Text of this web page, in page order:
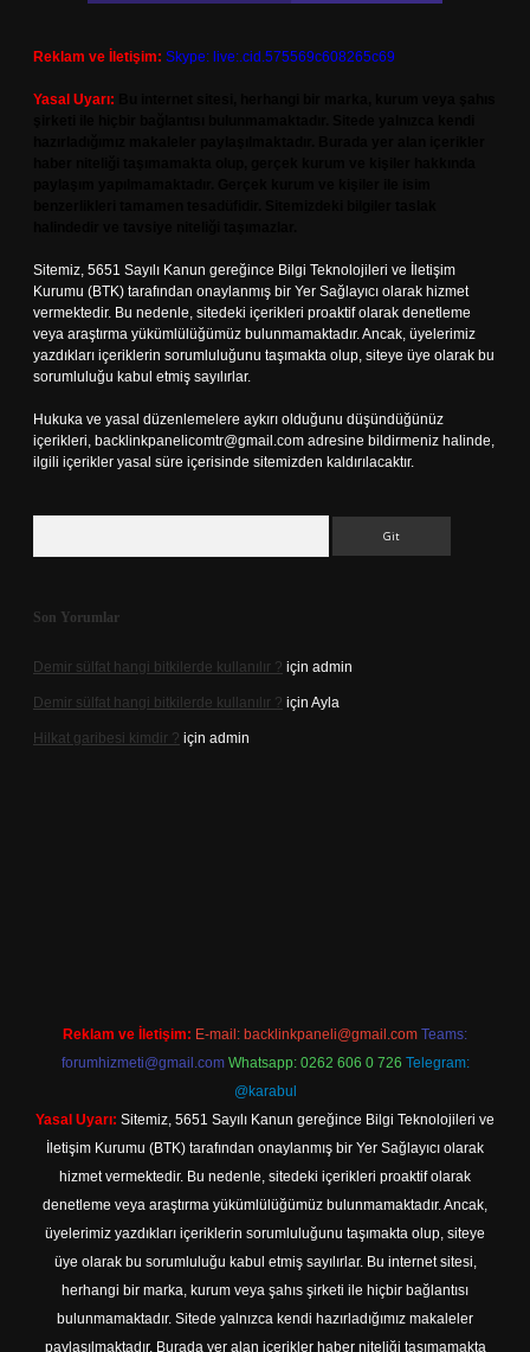
Reklam ve İletişim: Skype: live:.cid.575569c608265c69
Yasal Uyarı:
Sitemiz, 5651 Sayılı Kanun gereğince Bilgi Teknolojileri ve İletişim
Kurumu (BTK) tarafından onaylanmış bir Yer Sağlayıcı olarak hizmet
vermektedir. Bu nedenle, sitedeki içerikleri proaktif olarak denetleme
veya araştırma yükümlülüğümüz bulunmamaktadır. Ancak, üyelerimiz
yazdıkları içeriklerin sorumluluğunu taşımakta olup, siteye üye olarak bu
sorumluluğu kabul etmiş sayılırlar.
Hukuka ve yasal düzenlemelere aykırı olduğunu düşündüğünüz
içerikleri, backlinkpanelicomtr@gmail.com adresine bildirmeniz halinde,
ilgili içerikler yasal süre içerisinde sitemizden kaldırılacaktır.
Son Yorumlar
Demir sülfat hangi bitkilerde kullanılır ? için admin
Demir sülfat hangi bitkilerde kullanılır ? için Ayla
Hilkat garibesi kimdir ? için admin
Reklam ve İletişim: E-mail: backlinkpaneli@gmail.com Teams:
forumhizmeti@gmail.com Whatsapp: 0262 606 0 726 Telegram:
@karabul
Yasal Uyarı: Sitemiz, 5651 Sayılı Kanun gereğince Bilgi Teknolojileri ve
İletişim Kurumu (BTK) tarafından onaylanmış bir Yer Sağlayıcı olarak
hizmet vermektedir. Bu nedenle, sitedeki içerikleri proaktif olarak
denetleme veya araştırma yükümlülüğümüz bulunmamaktadır. Ancak,
üyelerimiz yazdıkları içeriklerin sorumluluğunu taşımakta olup, siteye
üye olarak bu sorumluluğu kabul etmiş sayılırlar. Bu internet sitesi,
herhangi bir marka, kurum veya şahıs şirketi ile hiçbir bağlantısı
bulunmamaktadır. Sitede yalnızca kendi hazırladığımız makaleler
paylaşılmaktadır. Burada yer alan içerikler haber niteliği taşımamakta